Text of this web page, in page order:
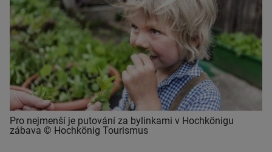
Pro nejmenší je putování za bylinkami v Hochkönigu
zábava © Hochkönig Tourismus